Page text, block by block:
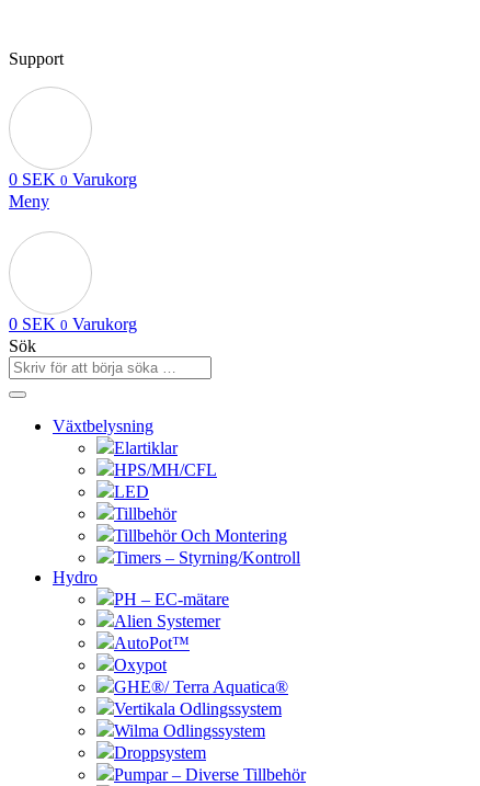
Support
0 SEK 0 Varukorg
Meny
0 SEK 0 Varukorg
Sök
Växtbelysning
Elartiklar
HPS/MH/CFL
LED
Tillbehör
Tillbehör Och Montering
Timers – Styrning/Kontroll
Hydro
PH – EC-mätare
Alien Systemer
AutoPot™
Oxypot
GHE®/ Terra Aquatica®
Vertikala Odlingssystem
Wilma Odlingssystem
Droppsystem
Pumpar – Diverse Tillbehör